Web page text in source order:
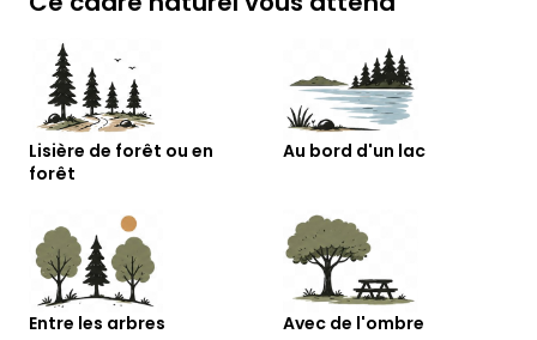
Lisière de forêt ou en
forêt
Au bord d'un lac
Entre les arbres Avec de l'ombre